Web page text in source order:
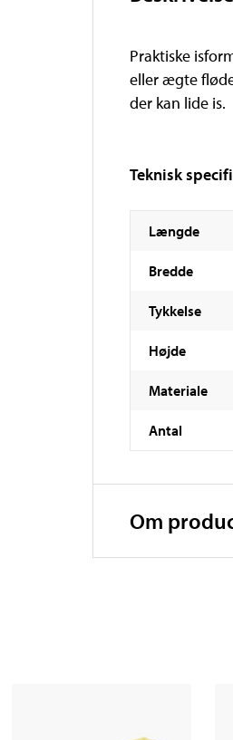
Praktiske
eller ægte
der kan lide is.
Teknisk
Længde
Bredde
Tykkelse
Højde
Materiale
Antal
Om